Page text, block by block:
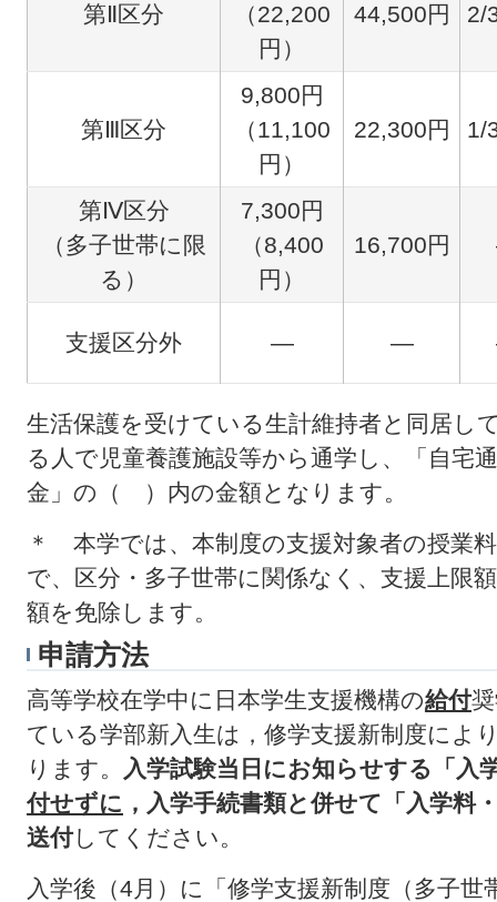
第Ⅱ区分
（22,200
円）
44,500円 2/
第Ⅲ区分
9,800円
（11,100
円）
22,300円 1/
第Ⅳ区分
（多子世帯に限
る）
7,300円
（8,400
円）
16,700円
支援区分外 ― ―
生活保護を受けている生計維持者と同居し
る人で児童養護施設等から通学し、「自宅
金」の（ ）内の金額となります。
＊ 本学では、本制度の支援対象者の授業
で、区分・多子世帯に関係なく、支援上限
額を免除します。
申請方法
高等学校在学中に日本学生支援機構の給付
ている学部新入生は，修学支援新制度によ
ります。
入学試験当日にお知らせする「入
付せずに ，入学手続書類と併せて「 入学料
送付してください。
入学後（4月）に「修学支援新制度（多子